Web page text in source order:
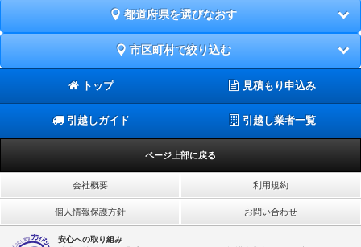
都道府県を選びなおす
市区町村で絞り込む
トップ 見積もり申込み
引越しガイド 引越し業者一覧
ページ上部に戻る
会社概要 利用規約
個人情報保護方針 お問い合わせ
安心への取り組み